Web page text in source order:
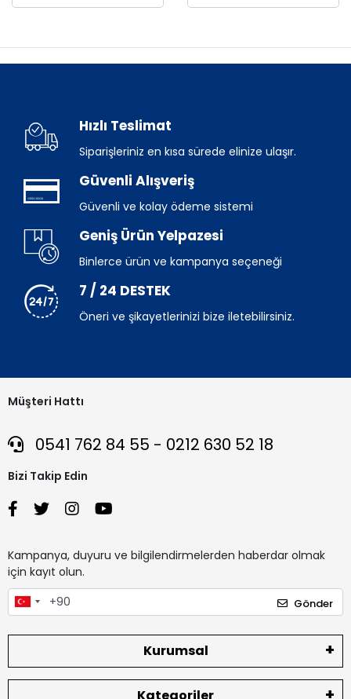
Hızlı Teslimat
Siparişleriniz en kısa sürede elinize ulaşır.
Güvenli Alışveriş
Güvenli ve kolay ödeme sistemi
Geniş Ürün Yelpazesi
Binlerce ürün ve kampanya seçeneği
7 / 24 DESTEK
Öneri ve şikayetlerinizi bize iletebilirsiniz.
Müşteri Hattı
0541 762 84 55 - 0212 630 52 18
Bizi Takip Edin
Kampanya, duyuru ve bilgilendirmelerden haberdar olmak
için kayıt olun.
Gönder
Kurumsal